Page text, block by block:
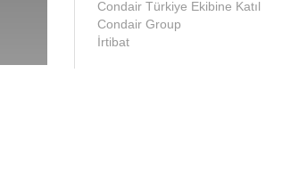
Condair Türkiye Ekibine Katıl
Condair Group
İrtibat